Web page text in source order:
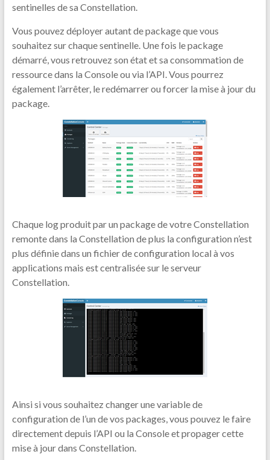
sentinelles de sa Constellation.
Vous pouvez déployer autant de package que vous
souhaitez sur chaque sentinelle. Une fois le package
démarré, vous retrouvez son état et sa consommation de
ressource dans la Console ou via l’API. Vous pourrez
également l’arrêter, le redémarrer ou forcer la mise à jour du
package.
Chaque log produit par un package de votre Constellation
remonte dans la Constellation de plus la configuration n’est
plus définie dans un fichier de configuration local à vos
applications mais est centralisée sur le serveur
Constellation.
Ainsi si vous souhaitez changer une variable de
configuration de l’un de vos packages, vous pouvez le faire
directement depuis l’API ou la Console et propager cette
mise à jour dans Constellation.